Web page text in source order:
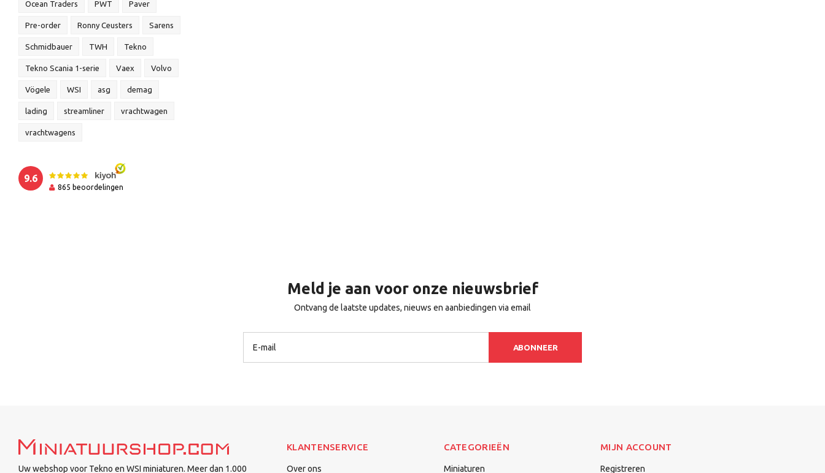
Ocean Traders PWT Paver
Pre-order Ronny Ceusters Sarens
Schmidbauer TWH Tekno
Tekno Scania 1-serie Vaex Volvo
Vögele WSI asg demag
lading streamliner vrachtwagen
vrachtwagens
9.6
865 beoordelingen
Meld je aan voor onze nieuwsbrief
Ontvang de laatste updates, nieuws en aanbiedingen via email
ABONNEER
Uw webshop voor Tekno en WSI miniaturen. Meer dan 1.000
KLANTENSERVICE
Over ons
CATEGORIEËN
Miniaturen
MIJN ACCOUNT
Registreren